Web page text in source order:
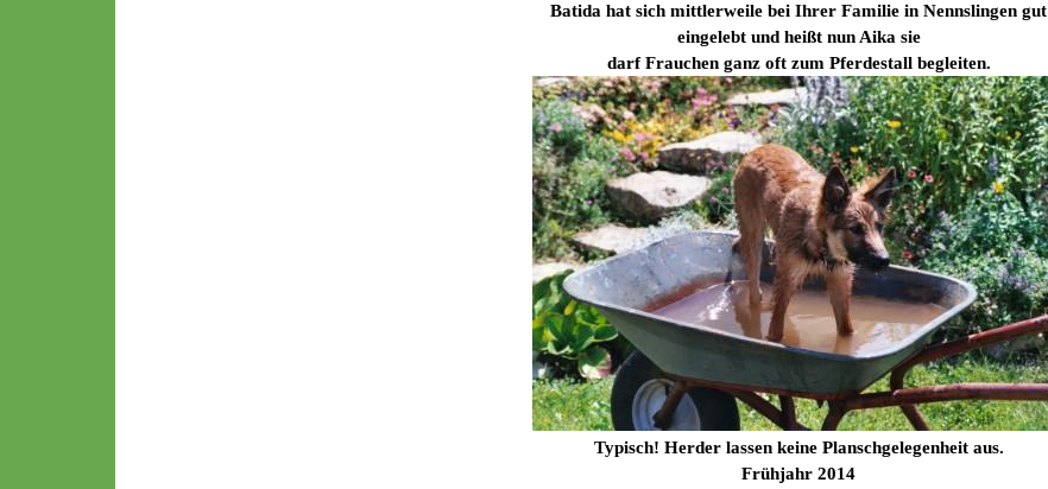
Batida hat sich mittlerweile bei Ihrer Familie in Nennslingen gut
eingelebt und heißt nun Aika sie
darf Frauchen ganz oft zum Pferdestall begleiten.
Typisch! Herder lassen keine Planschgelegenheit aus.
Frühjahr 2014